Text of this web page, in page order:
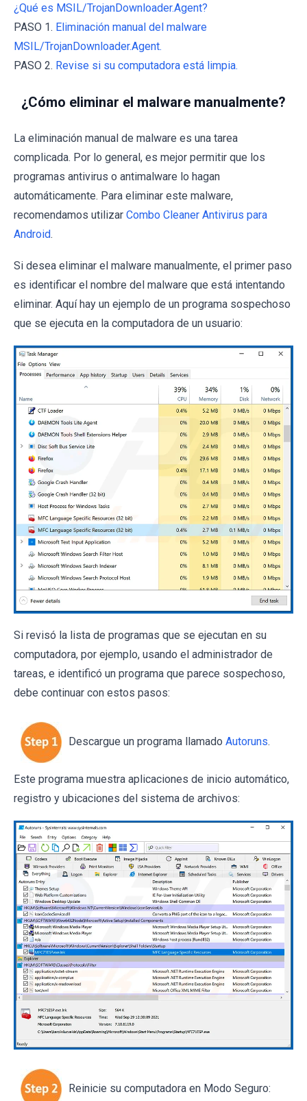
¿Qué es MSIL/TrojanDownloader.Agent?
PASO 1. Eliminación manual del malware
MSIL/TrojanDownloader.Agent.
PASO 2. Revise si su computadora está limpia.
¿Cómo eliminar el malware manualmente?
La eliminación manual de malware es una tarea
complicada. Por lo general, es mejor permitir que los
programas antivirus o antimalware lo hagan
automáticamente. Para eliminar este malware,
recomendamos utilizar Combo Cleaner Antivirus para
Android.
Si desea eliminar el malware manualmente, el primer paso
es identificar el nombre del malware que está intentando
eliminar. Aquí hay un ejemplo de un programa sospechoso
que se ejecuta en la computadora de un usuario:
Si revisó la lista de programas que se ejecutan en su
computadora, por ejemplo, usando el administrador de
tareas, e identificó un programa que parece sospechoso,
debe continuar con estos pasos:
Descargue un programa llamado Autoruns.
Este programa muestra aplicaciones de inicio automático,
registro y ubicaciones del sistema de archivos:
Reinicie su computadora en Modo Seguro: